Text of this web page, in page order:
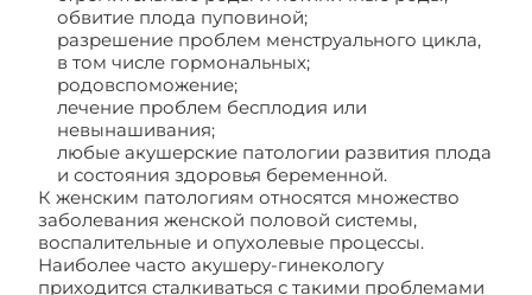
обвитие плода пуповиной;
разрешение проблем менструального цикла,
в том числе гормональных;
родовспоможение;
лечение проблем бесплодия или
невынашивания;
любые акушерские патологии развития плода
и состояния здоровья беременной.
К женским патологиям относятся множество
заболевания женской половой системы,
воспалительные и опухолевые процессы.
Наиболее часто акушеру-гинекологу
приходится сталкиваться с такими проблемами